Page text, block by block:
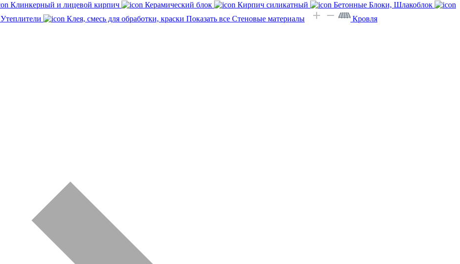
Клинкерный и лицевой кирпич Керамический блок Кирпич силикатный
Бетонные Блоки, Шлакоблок
Утеплители Клея, смесь для обработки, краски Показать все Стеновые материалы Кровля